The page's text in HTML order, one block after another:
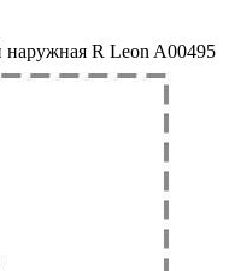
наружная R Leon A00495